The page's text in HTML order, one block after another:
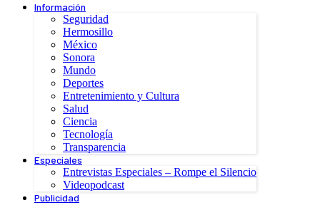
Información
Seguridad
Hermosillo
México
Sonora
Mundo
Deportes
Entretenimiento y Cultura
Salud
Ciencia
Tecnología
Transparencia
Especiales
Entrevistas Especiales – Rompe el Silencio
Videopodcast
Publicidad